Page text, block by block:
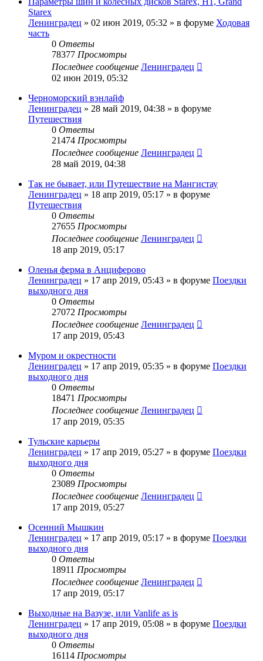
Starex
Ленинградец » 02 июн 2019, 05:32 » в форуме Ходовая
часть
0 Ответы
78377 Просмотры
Последнее сообщение Ленинградец
02 июн 2019, 05:32
Черноморский вэнлайф
Ленинградец » 28 май 2019, 04:38 » в форуме
Путешествия
0 Ответы
21474 Просмотры
Последнее сообщение Ленинградец
28 май 2019, 04:38
Так не бывает, или Путешествие на Мангистау
Ленинградец » 18 апр 2019, 05:17 » в форуме
Путешествия
0 Ответы
27655 Просмотры
Последнее сообщение Ленинградец
18 апр 2019, 05:17
Оленья ферма в Анциферово
Ленинградец » 17 апр 2019, 05:43 » в форуме Поездки
выходного дня
0 Ответы
27072 Просмотры
Последнее сообщение Ленинградец
17 апр 2019, 05:43
Муром и окрестности
Ленинградец » 17 апр 2019, 05:35 » в форуме Поездки
выходного дня
0 Ответы
18471 Просмотры
Последнее сообщение Ленинградец
17 апр 2019, 05:35
Тульские карьеры
Ленинградец » 17 апр 2019, 05:27 » в форуме Поездки
выходного дня
0 Ответы
23089 Просмотры
Последнее сообщение Ленинградец
17 апр 2019, 05:27
Осенний Мышкин
Ленинградец » 17 апр 2019, 05:17 » в форуме Поездки
выходного дня
0 Ответы
18911 Просмотры
Последнее сообщение Ленинградец
17 апр 2019, 05:17
Выходные на Вазузе, или Vanlife as is
Ленинградец » 17 апр 2019, 05:08 » в форуме Поездки
выходного дня
0 Ответы
16114 Просмотры